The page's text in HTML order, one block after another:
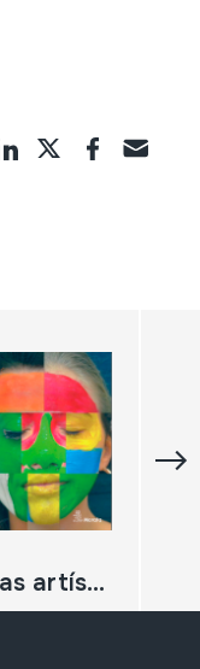
Experiencias artísticas comunitarias en Educación. Creando vínculos Escuela Universidad Sociedad;